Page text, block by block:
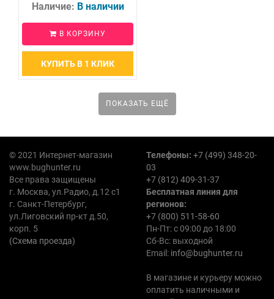
Наличие: В наличии
В КОРЗИНУ
КУПИТЬ В 1 КЛИК
ПОКАЗАТЬ ЕЩЁ
© 2021 Интернет-магазин
www.bughunter.ru
Все права защищены
г. Москва, ул.Радио, д.12 с1
г. Санкт-Петербург,
ул.Лиговский пр-кт д.50,
корп. 5
(Схема проезда)
Телефоны: +7 (499) 348-20-
03
+7 (812) 409-31-37
Бесплатная линия для
регионов:
+7 (800) 511-58-60
Пн-Пт: с 09:00 до 18:00
Сб-Вс: выходной
Email: info@bughunter.ru
В магазине и курьеру можно
оплатить наличными и